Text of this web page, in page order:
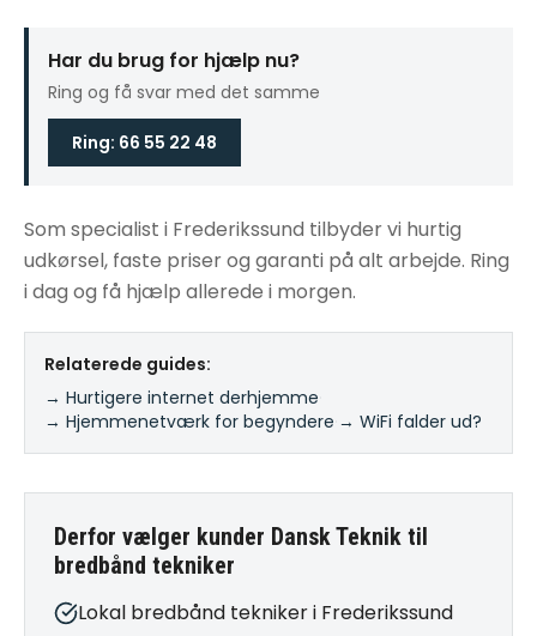
Har du brug for hjælp nu?
Ring og få svar med det samme
Ring: 66 55 22 48
Som specialist i Frederikssund tilbyder vi hurtig
udkørsel, faste priser og garanti på alt arbejde. Ring
i dag og få hjælp allerede i morgen.
Relaterede guides:
→ Hurtigere internet derhjemme
→ Hjemmenetværk for begyndere → WiFi falder ud?
Derfor vælger kunder Dansk Teknik til
bredbånd tekniker
Lokal bredbånd tekniker i Frederikssund